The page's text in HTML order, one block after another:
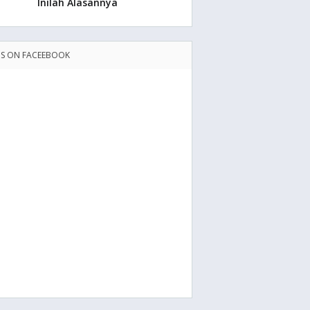
ON FACEEBOOK